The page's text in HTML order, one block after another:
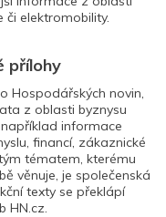
elektromobility.
přílohy
Hospodářských novin,
z oblasti byznysu
informace
financí, zákaznické
tématem, kterému
věnuje, je společenská
texty se překlápí
HN.cz.